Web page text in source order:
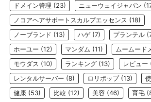
ドメイン管理 (23) ニューウェイジャパン
ノコアヘアサポートスカルプエッセンス (18)
ノーブランド (13) ハゲ (7) プランテル
ホーユー (12) マンダム (11) ムームード
モウダス (10) ランキング (13) レビュー
レンタルサーバー (8) ロリポップ(13)
健康 (53) 比較 (12) 美容 (46) 育毛